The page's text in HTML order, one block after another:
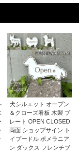
犬シルエット オープン
＆クローズ看板 木製 プ
レート OPEN CLOSED
両面 ショップサイン ト
イプードル ポメラニア
ン ダックス フレンチブ